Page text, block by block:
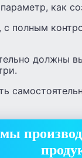
как
полным
должны